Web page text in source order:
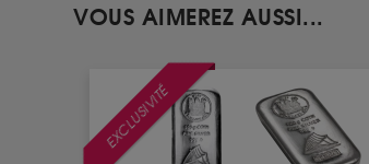
VOUS AIMEREZ AUSSI...
EXCLUSIVITÉ